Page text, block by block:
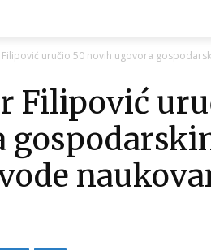
Filipović uručio 50 novih ugovora
Filipović